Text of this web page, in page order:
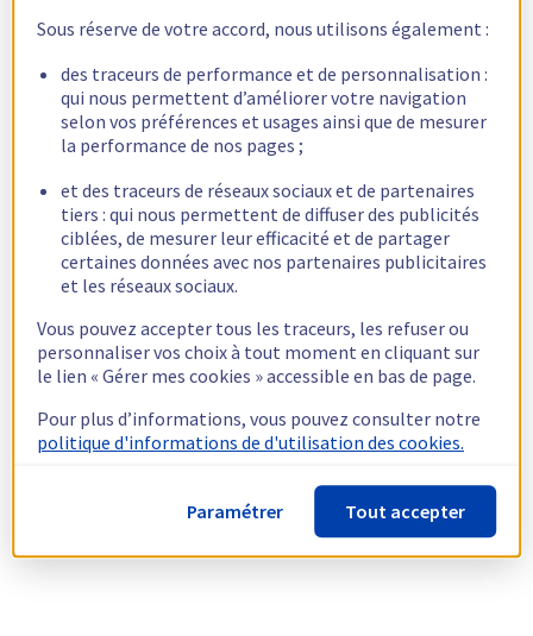
Sous réserve de votre accord, nous utilisons également :
des traceurs de performance et de personnalisation :
qui nous permettent d’améliorer votre navigation
selon vos préférences et usages ainsi que de mesurer
la performance de nos pages ;
et des traceurs de réseaux sociaux et de partenaires
tiers : qui nous permettent de diffuser des publicités
ciblées, de mesurer leur efficacité et de partager
certaines données avec nos partenaires publicitaires
et les réseaux sociaux.
Vous pouvez accepter tous les traceurs, les refuser ou
personnaliser vos choix à tout moment en cliquant sur
le lien « Gérer mes cookies » accessible en bas de page.
Pour plus d’informations, vous pouvez consulter notre
politique d'informations de d'utilisation des cookies.
Paramétrer Tout accepter